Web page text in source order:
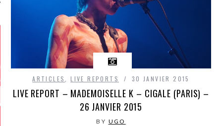
ARTICLES ,LIVE REPORTS 30 JANVIER 2015
LIVE REPORT – MADEMOISELLE K – CIGALE (PARIS) –
26 JANVIER 2015
BY UGO